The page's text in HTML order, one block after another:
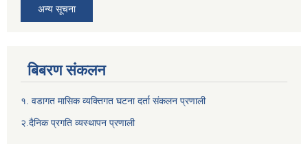
अन्य सूचना
बिबरण संकलन
१. वडागत मासिक व्यक्तिगत घटना दर्ता संकलन प्रणाली
२.दैनिक प्रगति व्यस्थापन प्रणाली